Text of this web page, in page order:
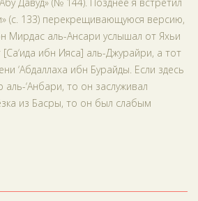
(с. 133) перекрещивающуюся версию,
Мирдас аль-Ансари услышал от Яхьи
ибн Ияса] аль-Джурайри, а тот
‘Абдаллаха ибн Бурайды. Если здесь
‘Анбари, то он заслуживал
из Басры, то он был слабым